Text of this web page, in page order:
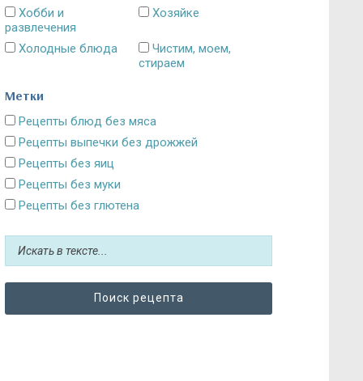
Хобби и
развлечения
Хозяйке
Холодные блюда
Чистим, моем,
стираем
Метки
Блюда без картошки
Рецепты без выпечки
Рецепты без глютена
Рецепты без грибов
Рецепты без муки
Рецепты без яиц
Рецепты блюд без мяса
Рецепты выпечки без дрожжей